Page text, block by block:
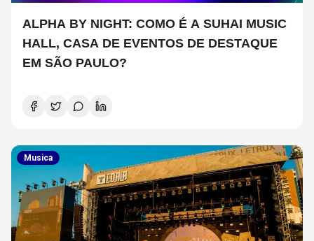
ALPHA BY NIGHT: COMO É A SUHAI MUSIC
HALL, CASA DE EVENTOS DE DESTAQUE
EM SÃO PAULO?
Musica